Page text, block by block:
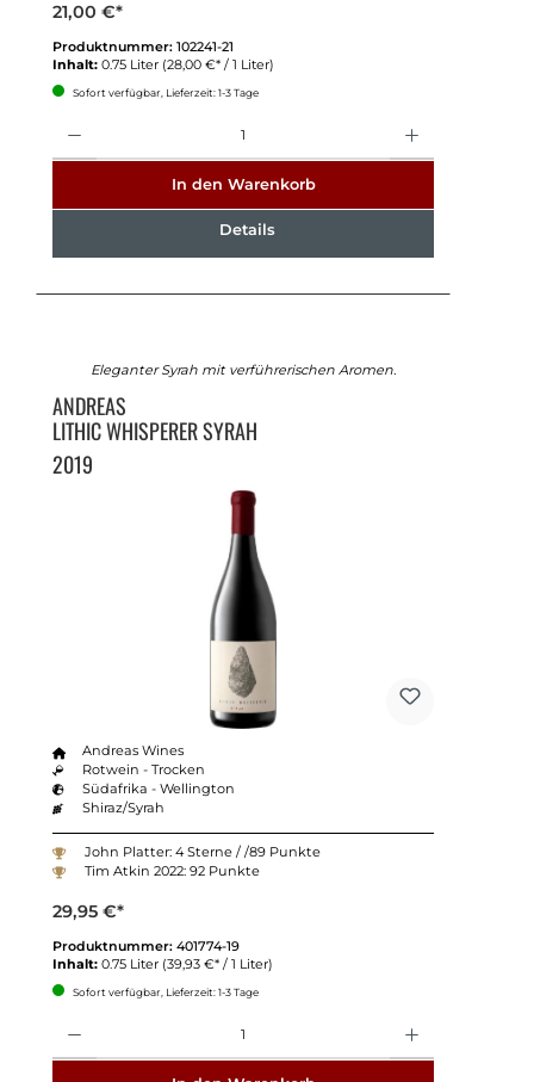
21,00 €*
Produktnummer: 102241-21
Inhalt: 0.75 Liter (28,00 €* / 1 Liter)
Sofort verfügbar, Lieferzeit: 1-3 Tage
In den Warenkorb
Details
Eleganter Syrah mit verführerischen Aromen.
ANDREAS
LITHIC WHISPERER SYRAH
2019
Andreas Wines
Rotwein - Trocken
Südafrika - Wellington
Shiraz/Syrah
John Platter: 4 Sterne / /89 Punkte
Tim Atkin 2022: 92 Punkte
29,95 €*
Produktnummer: 401774-19
Inhalt: 0.75 Liter (39,93 €* / 1 Liter)
Sofort verfügbar, Lieferzeit: 1-3 Tage